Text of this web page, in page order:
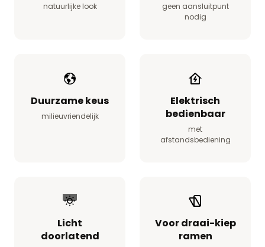
natuurlijke look
geen aansluitpunt
nodig
Duurzame keus
milieuvriendelijk
Elektrisch
bedienbaar
met
afstandsbediening
Licht
doorlatend
Voor draai-kiep
ramen